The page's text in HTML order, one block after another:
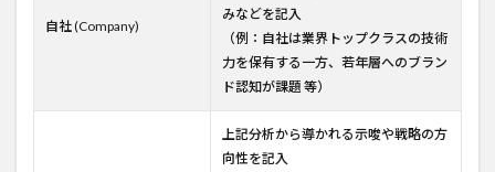
自社 (Company)
みなどを記入
（例：自社は業界トップクラスの技術
力を保有する一方、若年層へのブラン
ド認知が課題 等）
上記分析から導かれる示唆や戦略の方
向性を記入